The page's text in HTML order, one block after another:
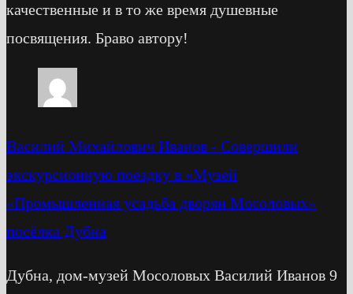
качественные и в то же время душевные
посвящения. Браво автору!
Василий Михайлович Иванов - Cовершили
экскурсионную поездку в «Музей
«Промышленная усадьба дворян Мосоловых»
посёлка Дубна
Дубна, дом-музей Мосоловых Василий Иванов 9